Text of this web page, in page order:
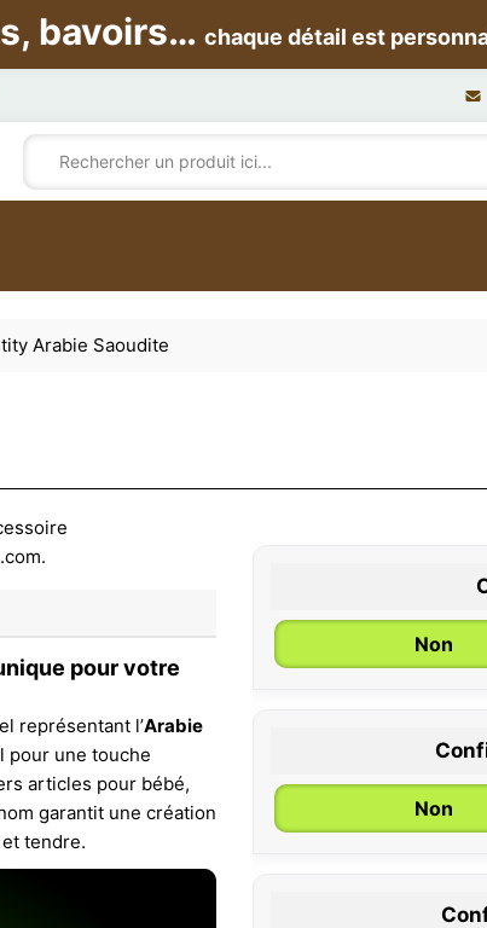
bavoirs… chaque détail est
Arabie Saoudite
pour votre
représentant l’Arabie
pour une touche
articles pour bébé,
garantit une création
tendre.
Non
0 / 6
Non